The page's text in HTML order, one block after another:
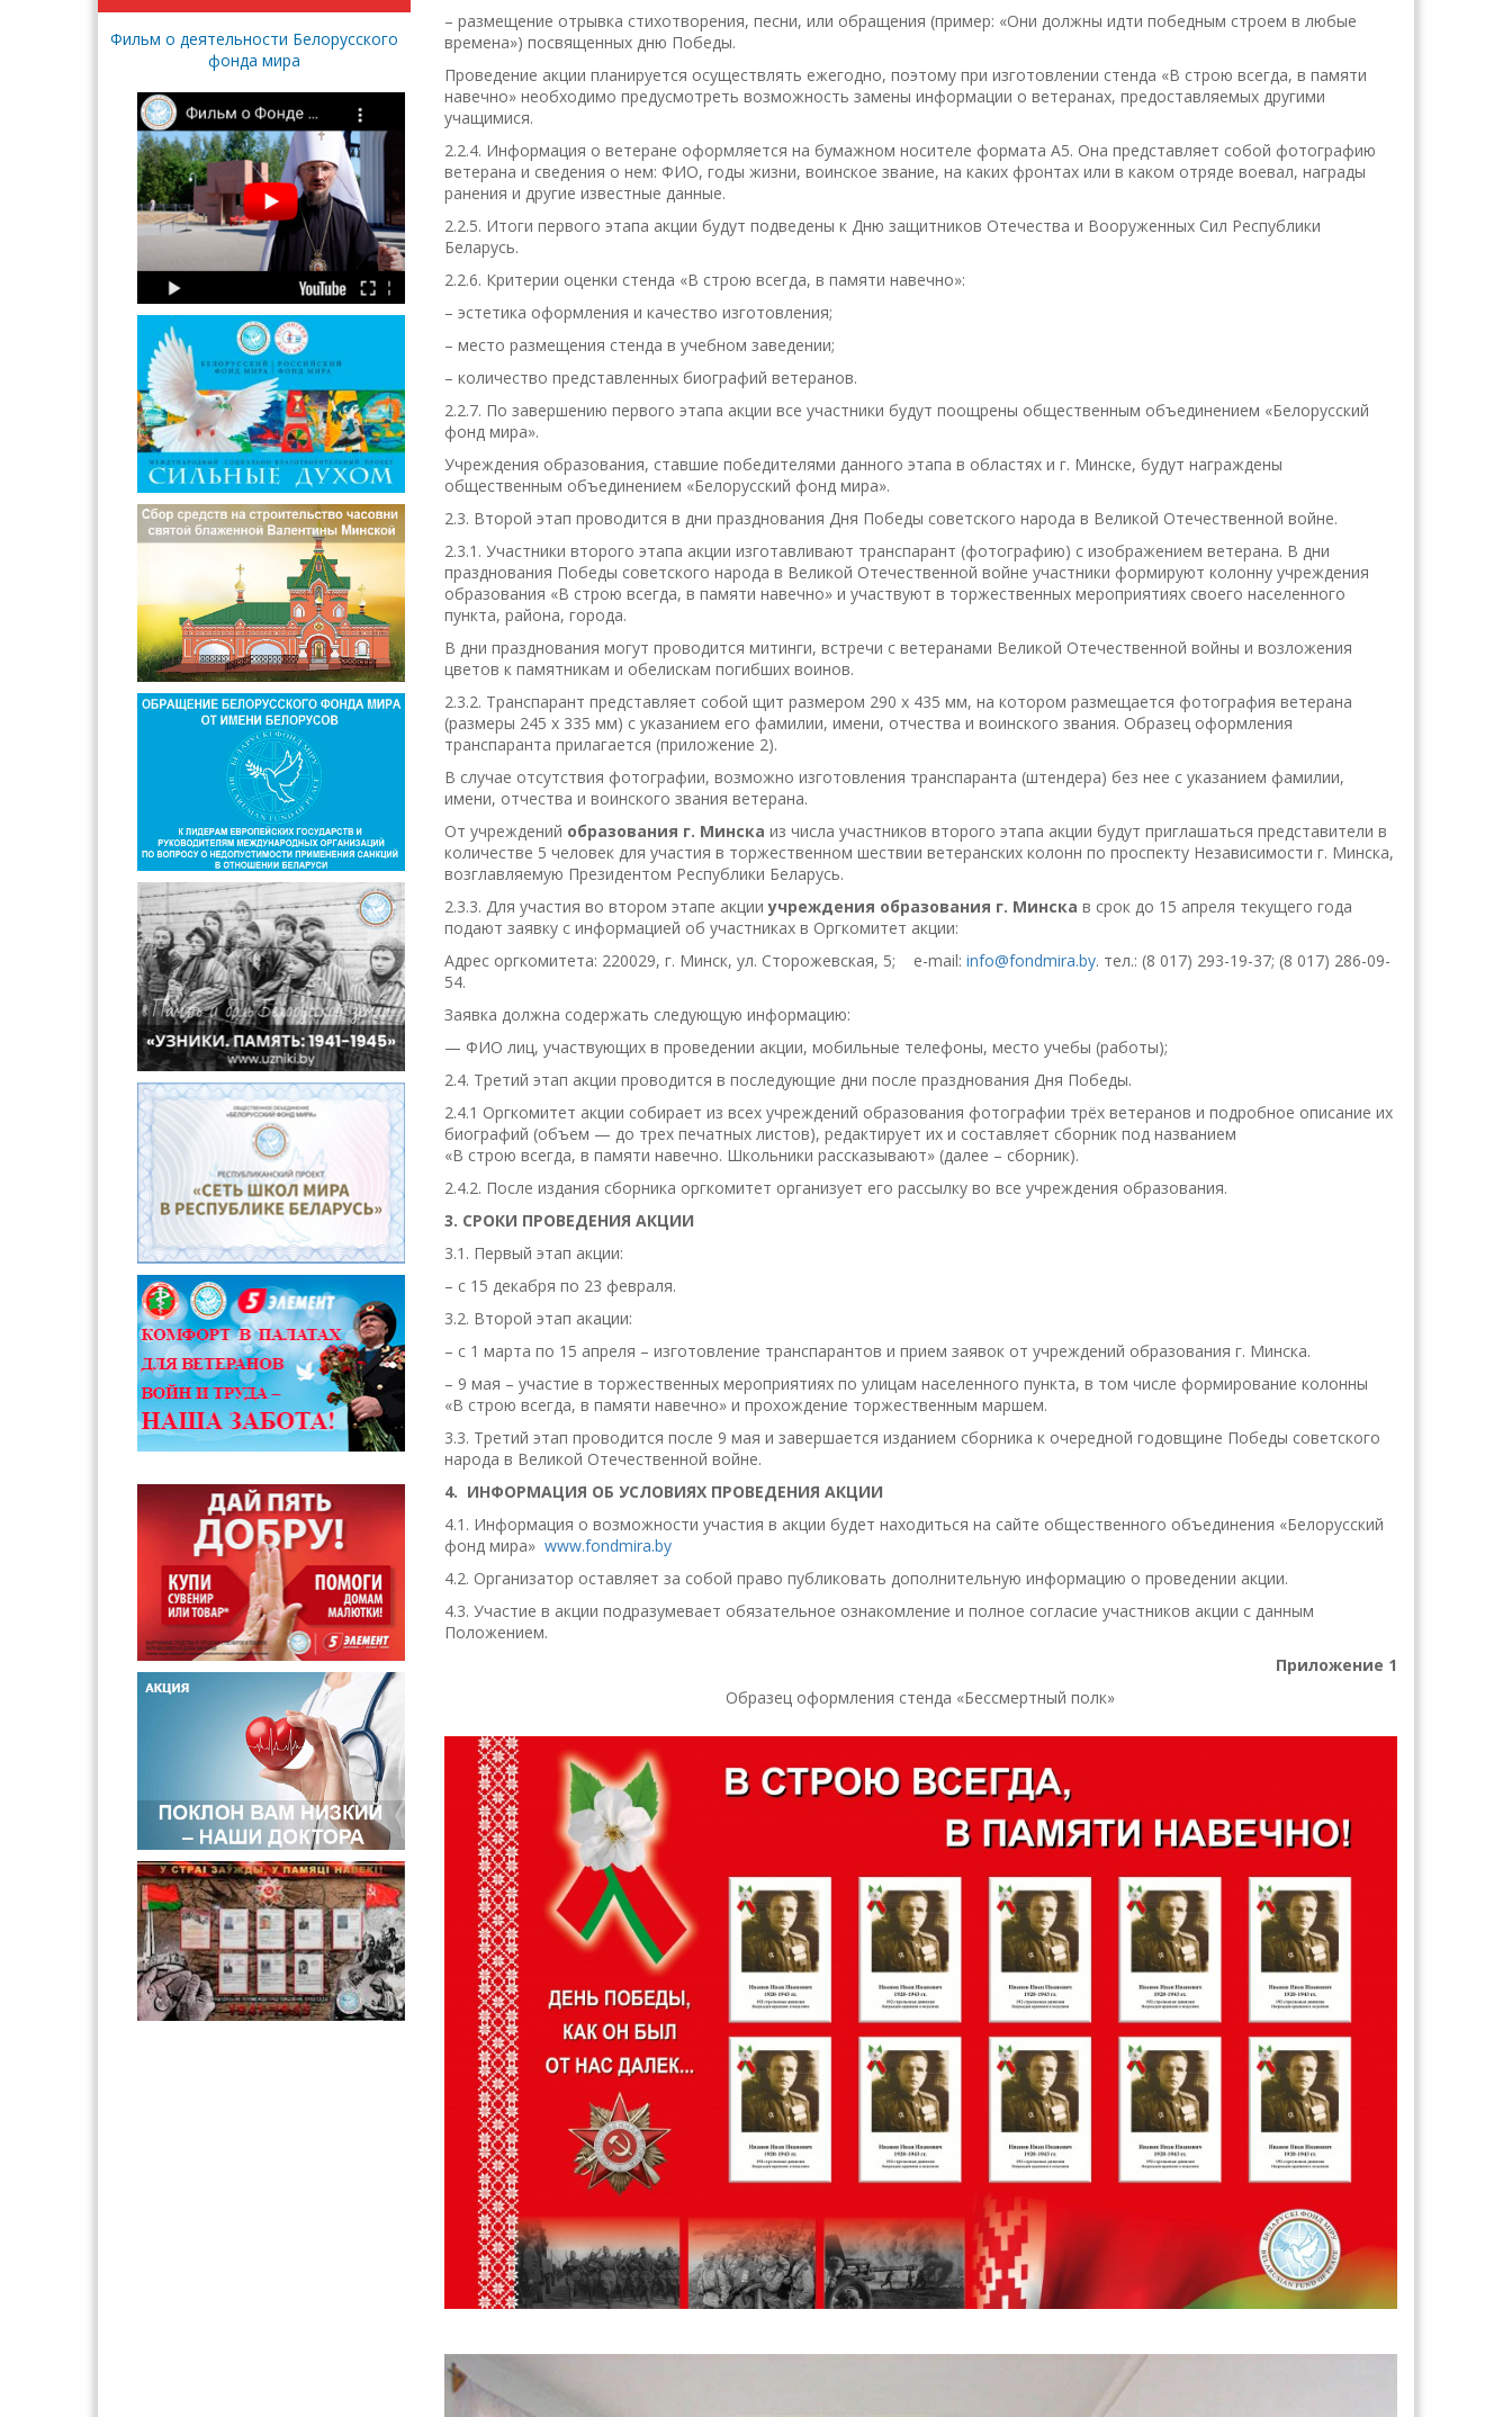
Фильм о деятельности Белорусского
фонда мира
– размещение отрывка стихотворения, песни, или обращения (пример: «Они должны идти победным строем в любые
времена») посвященных дню Победы.
Проведение акции планируется осуществлять ежегодно, поэтому при изготовлении стенда «В строю всегда, в памяти
навечно» необходимо предусмотреть возможность замены информации о ветеранах, предоставляемых другими
учащимися.
2.2.4. Информация о ветеране оформляется на бумажном носителе формата А5. Она представляет собой фотографию
ветерана и сведения о нем: ФИО, годы жизни, воинское звание, на каких фронтах или в каком отряде воевал, награды
ранения и другие известные данные.
2.2.5. Итоги первого этапа акции будут подведены к Дню защитников Отечества и Вооруженных Сил Республики
Беларусь.
2.2.6. Критерии оценки стенда «В строю всегда, в памяти навечно»:
– эстетика оформления и качество изготовления;
– место размещения стенда в учебном заведении;
– количество представленных биографий ветеранов.
2.2.7. По завершению первого этапа акции все участники будут поощрены общественным объединением «Белорусский
фонд мира».
Учреждения образования, ставшие победителями данного этапа в областях и г. Минске, будут награждены
общественным объединением «Белорусский фонд мира».
2.3. Второй этап проводится в дни празднования Дня Победы советского народа в Великой Отечественной войне.
2.3.1. Участники второго этапа акции изготавливают транспарант (фотографию) с изображением ветерана. В дни
празднования Победы советского народа в Великой Отечественной войне участники формируют колонну учреждения
образования «В строю всегда, в памяти навечно» и участвуют в торжественных мероприятиях своего населенного
пункта, района, города.
В дни празднования могут проводится митинги, встречи с ветеранами Великой Отечественной войны и возложения
цветов к памятникам и обелискам погибших воинов.
2.3.2. Транспарант представляет собой щит размером 290 х 435 мм, на котором размещается фотография ветерана
(размеры 245 х 335 мм) с указанием его фамилии, имени, отчества и воинского звания. Образец оформления
транспаранта прилагается (приложение 2).
В случае отсутствия фотографии, возможно изготовления транспаранта (штендера) без нее с указанием фамилии,
имени, отчества и воинского звания ветерана.
От учреждений образования г. Минска из числа участников второго этапа акции будут приглашаться представители в
количестве 5 человек для участия в торжественном шествии ветеранских колонн по проспекту Независимости г. Минска,
возглавляемую Президентом Республики Беларусь.
2.3.3. Для участия во втором этапе акцииучреждения образования г. Минска в срок до 15 апреля текущего года
подают заявку с информацией об участниках в Оргкомитет акции:
Адрес оргкомитета: 220029, г. Минск, ул. Сторожевская, 5; e-mail: info@fondmira.by. тел.: (8 017) 293-19-37; (8 017) 286-09-
54.
Заявка должна содержать следующую информацию:
— ФИО лиц, участвующих в проведении акции, мобильные телефоны, место учебы (работы);
2.4. Третий этап акции проводится в последующие дни после празднования Дня Победы.
2.4.1 Оргкомитет акции собирает из всех учреждений образования фотографии трёх ветеранов и подробное описание их
биографий (объем — до трех печатных листов), редактирует их и составляет сборник под названием
«В строю всегда, в памяти навечно. Школьники рассказывают» (далее – сборник).
2.4.2. После издания сборника оргкомитет организует его рассылку во все учреждения образования.
3. СРОКИ ПРОВЕДЕНИЯ АКЦИИ
3.1. Первый этап акции:
– с 15 декабря по 23 февраля.
3.2. Второй этап акации:
– с 1 марта по 15 апреля – изготовление транспарантов и прием заявок от учреждений образования г. Минска.
– 9 мая – участие в торжественных мероприятиях по улицам населенного пункта, в том числе формирование колонны
«В строю всегда, в памяти навечно» и прохождение торжественным маршем.
3.3. Третий этап проводится после 9 мая и завершается изданием сборника к очередной годовщине Победы советского
народа в Великой Отечественной войне.
4. ИНФОРМАЦИЯ ОБ УСЛОВИЯХ ПРОВЕДЕНИЯ АКЦИИ
4.1. Информация о возможности участия в акции будет находиться на сайте общественного объединения «Белорусский
фонд мира» www.fondmira.by
4.2. Организатор оставляет за собой право публиковать дополнительную информацию о проведении акции.
4.3. Участие в акции подразумевает обязательное ознакомление и полное согласие участников акции с данным
Положением.
Приложение 1
Образец оформления стенда «Бессмертный полк»